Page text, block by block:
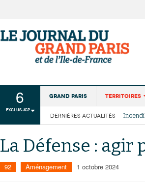
6
EXCLUS JGP
Grand Paris Territoires
Institutions
DERNIÈRES ACTUALITÉS
La
Les
La Défense :
92 Aménagement 1 octobre 2024